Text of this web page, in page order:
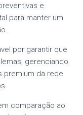
e
para manter um
por garantir que
gerenciando
premium da rede
comparação ao